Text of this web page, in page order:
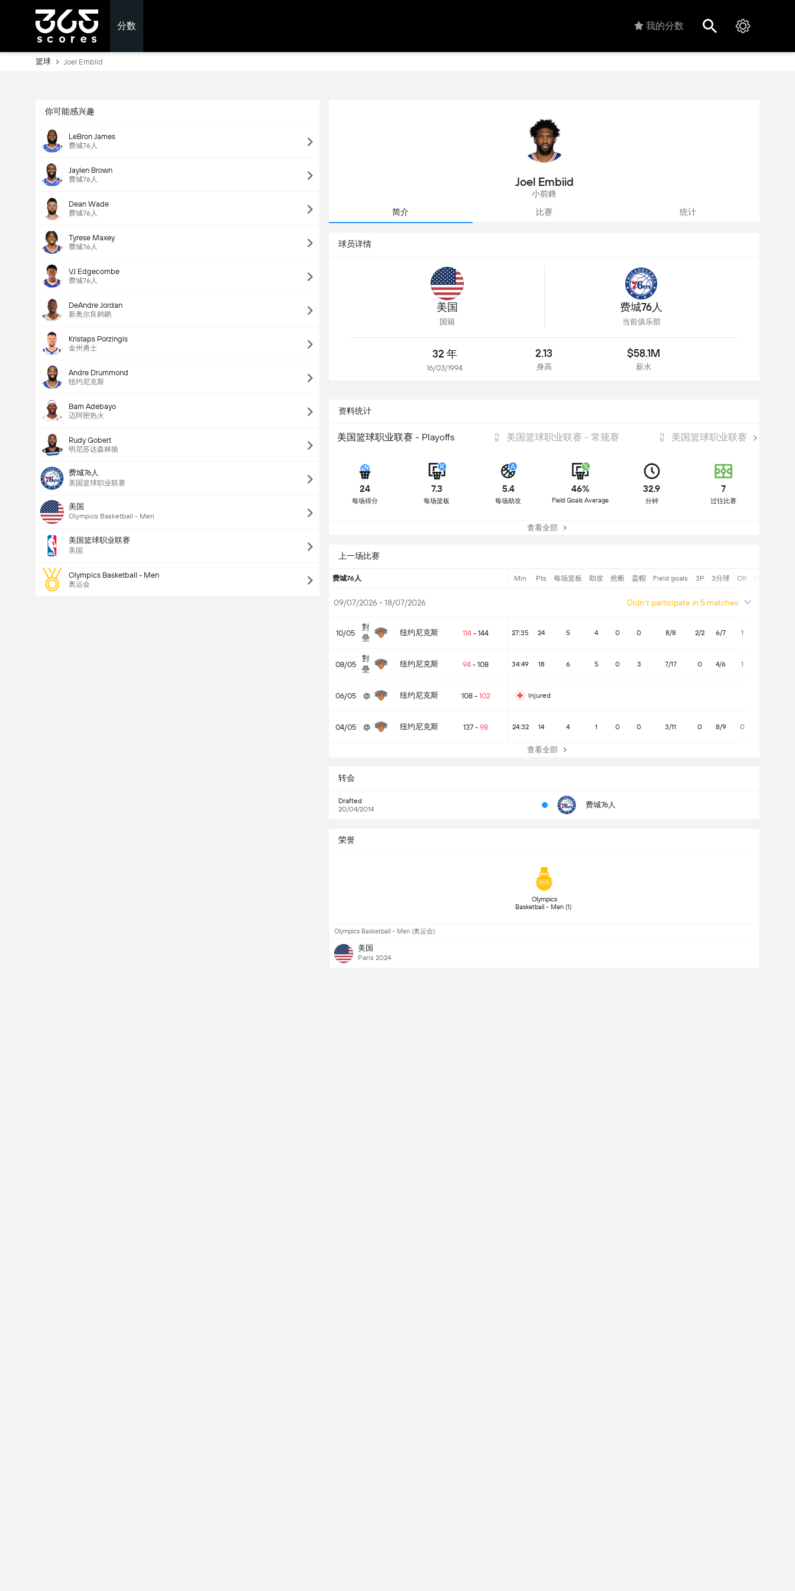
分数 我的分数
篮球 Joel Embiid
你可能感兴趣
LeBron James
费城76人
Jaylen Brown
费城76人
Dean Wade
费城76人
Tyrese Maxey
费城76人
VJ Edgecombe
费城76人
DeAndre Jordan
新奥尔良鹈鹕
Kristaps Porzingis
金州勇士
Andre Drummond
纽约尼克斯
Bam Adebayo
迈阿密热火
Rudy Gobert
明尼苏达森林狼
费城76人
美国篮球职业联赛
美国
Olympics Basketball - Men
美国篮球职业联赛
美国
Olympics Basketball - Men
奥运会
Joel Embiid
小前鋒
简介
比赛 统计
球员详情
美国
国籍
费城76人
当前俱乐部
32 年
16/03/1994
2.13
身高
$58.1M
薪水
资料统计
美国篮球职业联赛 - Playoffs 美国篮球职业联赛 - 常规赛 美国篮球职业联赛 - 总
24
每场得分
7.3
每场篮板
5.4
每场助攻
46%
Field Goals Average
32.9
分钟
7
过往比赛
查看全部
上一场比赛
费城76人 Min Pts 每场篮板 助攻 抢断 盖帽 Field goals 3P 3分球 OR DR
09/07/2026 - 18/07/2026 Didn't participate in 5 matches
10/05
對
壘
纽约尼克斯 114 - 144 27:35 24 5 4 0 0 8/8 2/2 6/7 1
08/05
對
壘
纽约尼克斯 94 - 108 34:49 18 6 5 0 3 7/17 0 4/6 1
06/05 @ 纽约尼克斯 108- 102 Injured
04/05 @ 纽约尼克斯 137 - 98 24:32 14 4 1 0 0 3/11 0 8/9 0
查看全部
转会
Drafted
20/04/2014
费城76人
荣誉
Olympics
Olympics Basketball - Men (奥运会)
美国
Paris 2024